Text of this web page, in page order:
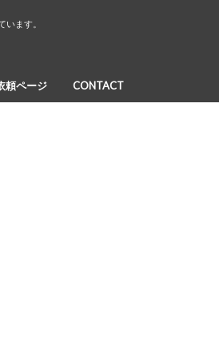
ます。
頼ページ CONTACT